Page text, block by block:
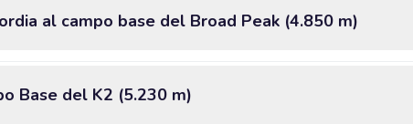
al campo base del Broad Peak (4.850 m)
Base del K2 (5.230 m)